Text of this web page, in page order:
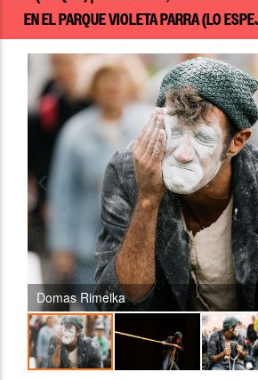
EN EL PARQUE VIOLETA PARRA (LO
Domas Rimeika